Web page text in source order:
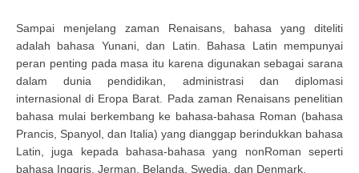
Sampai menjelang zaman Renaisans, bahasa yang diteliti
adalah bahasa Yunani, dan Latin. Bahasa Latin mempunyai
peran penting pada masa itu karena digunakan sebagai sarana
dalam dunia pendidikan, administrasi dan diplomasi
internasional di Eropa Barat. Pada zaman Renaisans penelitian
bahasa mulai berkembang ke bahasa-bahasa Roman (bahasa
Prancis, Spanyol, dan Italia) yang dianggap berindukkan bahasa
Latin, juga kepada bahasa-bahasa yang nonRoman seperti
bahasa Inggris, Jerman, Belanda, Swedia, dan Denmark.